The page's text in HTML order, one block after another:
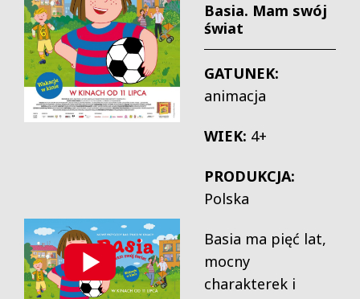
Basia. Mam swój
świat
GATUNEK:
animacja
WIEK: 4+
PRODUKCJA:
Polska
Basia ma pięć lat,
mocny
charakterek i